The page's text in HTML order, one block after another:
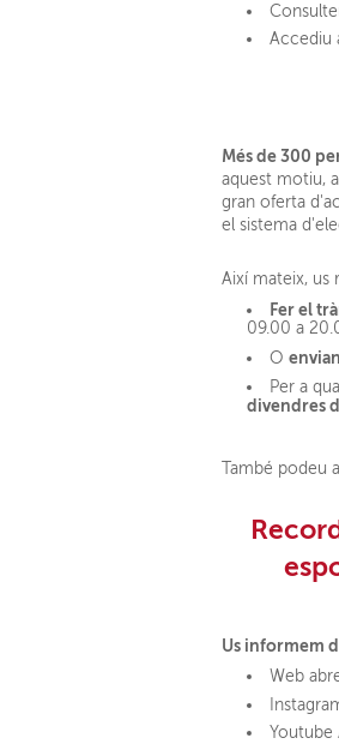
Accediu
Més de 300
aquest motiu,
gran oferta
el sistema
Així mateix, us
Fer el
09.00 a
O
Per a
divendres
També podeu
Us informem
Web
Youtube